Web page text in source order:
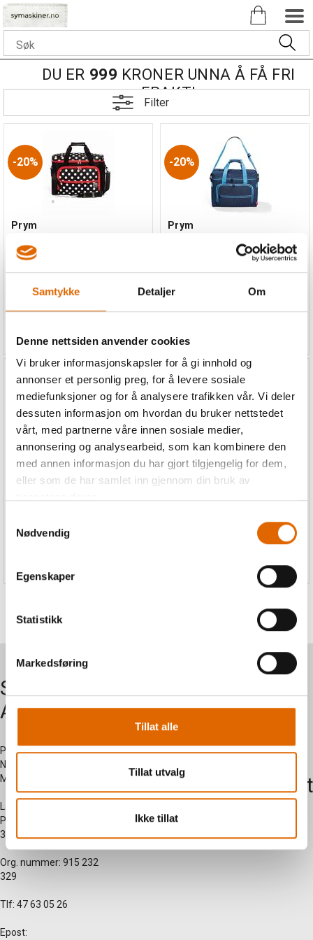
Samtykke Detaljer Om
Denne nettsiden anvender cookies
Vi bruker informasjonskapsler for å gi innhold og
annonser et personlig preg, for å levere sosiale
mediefunksjoner og for å analysere trafikken vår. Vi deler
dessuten informasjon om hvordan du bruker nettstedet
vårt, med partnerne våre innen sosiale medier,
annonsering og analysearbeid, som kan kombinere den
med annen informasjon du har gjort tilgjengelig for dem,
eller som de har samlet inn gjennom din bruk av
Nødvendig
Egenskaper
Statistikk
Markedsføring
Tillat alle
Tillat utvalg
Ikke tillat
DU ER 999 KRONER UNNA Å FÅ FRI
FRAKT!
Filter
20%
Prym
Str. ca. 44 x 22 x 36cm
729,-
20%
Prym
20%
Prym Trillebag (Trolley)
20%
Prym Trillebag (Trolley)
Str. ca. 44 x 22 x 36cm
Symaskiner
AS
Postadresse:
Nersetvegen 28 -
Myregarden - 3570 Ål
Lagerutsalg:
Prestegardsjordet 2 -
3570 Ål
Org. nummer: 915 232
329
Tlf: 47 63 05 26
Epost:
oss
side